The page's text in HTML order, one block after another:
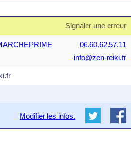
Signaler une erreur
06.60.62.57.11
info@zen-reiki.fr
Modifier les infos.